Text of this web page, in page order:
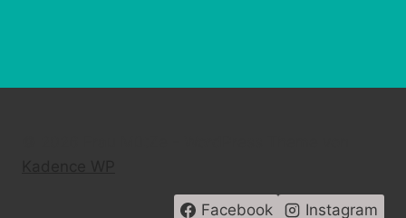
Facebook Instagram